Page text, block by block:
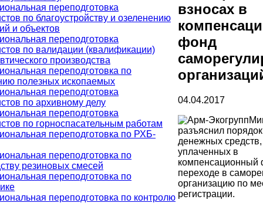
переподготовка
по благоустройству и озеленению
и объектов
переподготовка
по валидации (квалификации)
производства
переподготовка по
полезных ископаемых
переподготовка
по архивному делу
переподготовка
по горноспасательным работам
переподготовка по РХБ-
переподготовка по
резиновых смесей
переподготовка по
переподготовка по контролю
взносах в
фонд
04.04.2017
разъяснил
денежных
уплаченных в
компенсационный
переходе в
организацию по
регистрации.